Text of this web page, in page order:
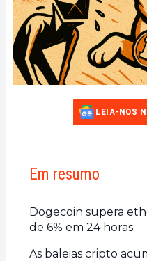
LEIA-NOS
Em resumo
Dogecoin supera
de 6% em 24 horas.
As baleias cripto